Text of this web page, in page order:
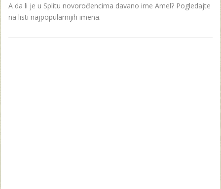
A da li je u Splitu novorođencima davano ime Amel? Pogledajte
na listi najpopularnijih imena.